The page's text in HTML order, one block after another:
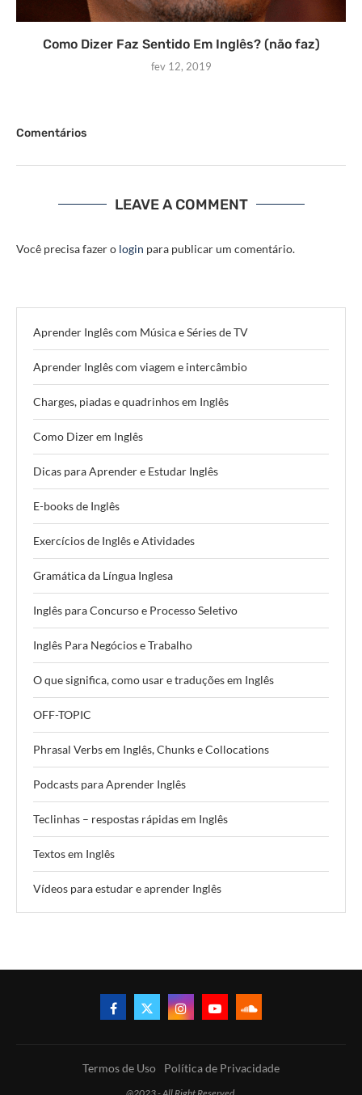
Como Dizer Faz Sentido Em Inglês? (não faz)
fev 12, 2019
Comentários
LEAVE A COMMENT
Você precisa fazer o login para publicar um comentário.
Aprender Inglês com Música e Séries de TV
Aprender Inglês com viagem e intercâmbio
Charges, piadas e quadrinhos em Inglês
Como Dizer em Inglês
Dicas para Aprender e Estudar Inglês
E-books de Inglês
Exercícios de Inglês e Atividades
Gramática da Língua Inglesa
Inglês para Concurso e Processo Seletivo
Inglês Para Negócios e Trabalho
O que significa, como usar e traduções em Inglês
OFF-TOPIC
Phrasal Verbs em Inglês, Chunks e Collocations
Podcasts para Aprender Inglês
Teclinhas – respostas rápidas em Inglês
Textos em Inglês
Vídeos para estudar e aprender Inglês
Termos de Uso Política de Privacidade